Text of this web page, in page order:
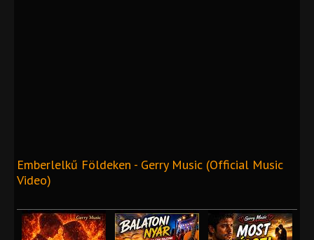
Emberlelkű Földeken - Gerry Music (Official Music
Video)